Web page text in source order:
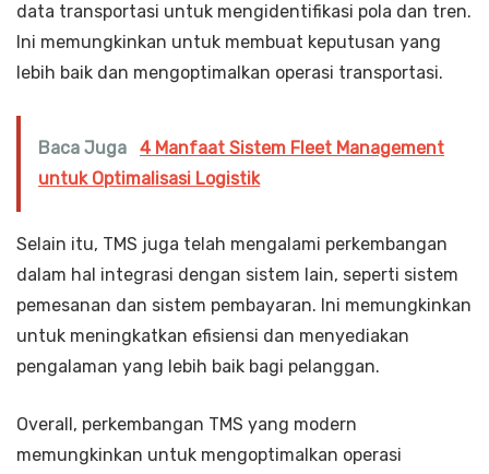
data transportasi untuk mengidentifikasi pola dan tren.
Ini memungkinkan untuk membuat keputusan yang
lebih baik dan mengoptimalkan operasi transportasi.
Baca Juga
4 Manfaat Sistem Fleet Management
untuk Optimalisasi Logistik
Selain itu, TMS juga telah mengalami perkembangan
dalam hal integrasi dengan sistem lain, seperti sistem
pemesanan dan sistem pembayaran. Ini memungkinkan
untuk meningkatkan efisiensi dan menyediakan
pengalaman yang lebih baik bagi pelanggan.
Overall, perkembangan TMS yang modern
memungkinkan untuk mengoptimalkan operasi